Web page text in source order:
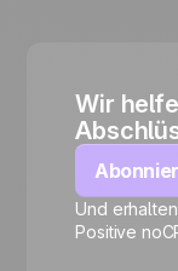
Wir
Und
Positive